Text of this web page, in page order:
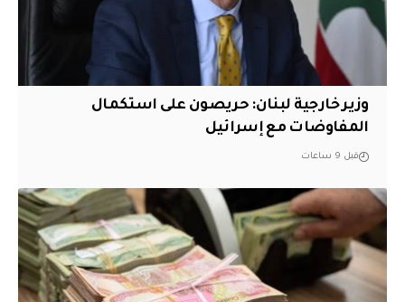
وزير خارجية لبنان: حريصون على استكمال
المفاوضات مع إسرائيل
قبل 9 ساعات